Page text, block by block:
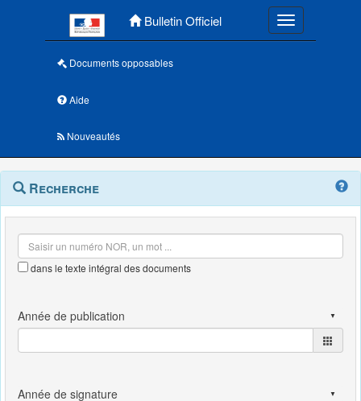
Bulletin Officiel Toggle
Documents opposables
Aide
Nouveautés
Navigation
outils
Menu
contextuel
Recherche
dans le texte intégral des documents